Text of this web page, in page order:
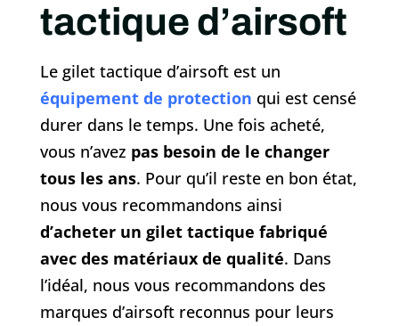
tactique d’airsoft
Le gilet tactique d’airsoft est un
équipement de protection qui est censé
durer dans le temps. Une fois acheté,
vous n’avez pas besoin de le changer
tous les ans. Pour qu’il reste en bon état,
nous vous recommandons ainsi
d’acheter un gilet tactique fabriqué
avec des matériaux de qualité. Dans
l’idéal, nous vous recommandons des
marques d’airsoft reconnus pour leurs